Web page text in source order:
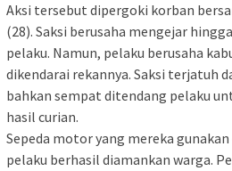
Aksi tersebut dipergoki korban
(28). Saksi berusaha mengejar
pelaku. Namun, pelaku berusaha
dikendarai rekannya. Saksi terjatuh
bahkan sempat ditendang pelaku
hasil curian.
Sepeda motor yang mereka
pelaku berhasil diamankan warga.